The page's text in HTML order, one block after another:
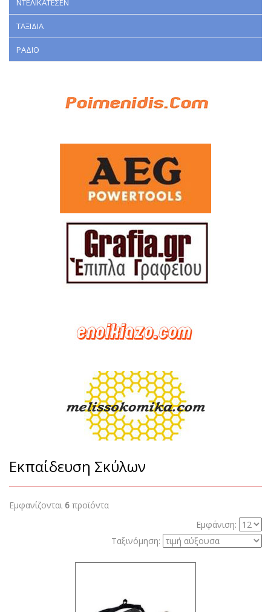
ΝΤΕΛΙΚΑΤΕΣΕΝ
ΤΑΞΙΔΙΑ
ΡΑΔΙΟ
Εκπαίδευση Σκύλων
Εμφανίζονται 6 προϊόντα
Εμφάνιση:
Ταξινόμηση: